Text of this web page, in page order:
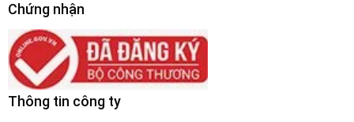
Chứng nhận
Thông tin công ty